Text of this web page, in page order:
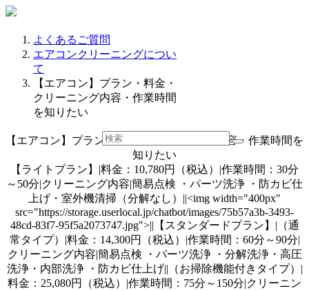
よくあるご質問
エアコンクリーニングについ
て
【エアコン】プラン・料金・
クリーニング内容・作業時間
を知りたい
【エアコン】プラン・料金・クリーニング内容・作業時間を
知りたい
【ライトプラン】|料金：10,780円（税込）|作業時間：30分
～50分|クリーニング内容|簡易点検 ・パーツ洗浄 ・防カビ仕
上げ・室外機清掃（分解なし）||<img width="400px"
src="https://storage.userlocal.jp/chatbot/images/75b57a3b-3493-
48cd-83f7-95f5a2073747.jpg">||【スタンダードプラン】|（通
常タイプ）|料金：14,300円（税込）|作業時間：60分～90分|
クリーニング内容|簡易点検 ・パーツ洗浄 ・分解洗浄・高圧
洗浄・内部洗浄 ・防カビ仕上げ||（お掃除機能付きタイプ）|
料金：25,080円（税込）|作業時間：75分～150分|クリーニン